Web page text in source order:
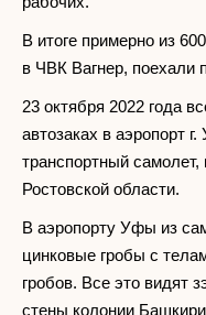
В итоге примерно из
в ЧВК Вагнер, поехали
23 октября 2022 года
автозаках в аэропорт
транспортный самолет,
Ростовской области.
В аэропорту Уфы из
цинковые гробы с
гробов. Все это видят
стены колонии